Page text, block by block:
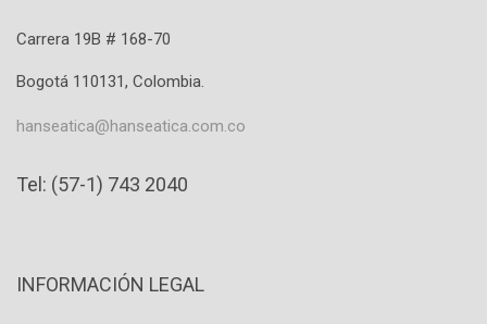
Carrera 19B # 168-70
Bogotá 110131, Colombia.
hanseatica@hanseatica.com.co
Tel: (57-1) 743 2040
INFORMACIÓN LEGAL